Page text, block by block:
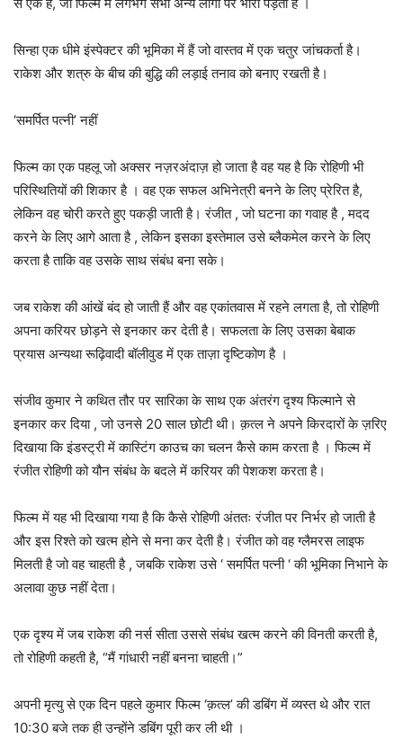
सिन्हा एक धीमे इंस्पेक्टर की भूमिका में हैं जो वास्तव में एक चतुर जांचकर्ता है।
राकेश और शत्रु के बीच की बुद्धि की लड़ाई तनाव को बनाए रखती है।
‘समर्पित पत्नी’ नहीं
फिल्म का एक पहलू जो अक्सर नज़रअंदाज़ हो जाता है वह यह है कि रोहिणी भी
परिस्थितियों की शिकार है । वह एक सफल अभिनेत्री बनने के लिए प्रेरित है,
लेकिन वह चोरी करते हुए पकड़ी जाती है। रंजीत , जो घटना का गवाह है , मदद
करने के लिए आगे आता है , लेकिन इसका इस्तेमाल उसे ब्लैकमेल करने के लिए
करता है ताकि वह उसके साथ संबंध बना सके।
जब राकेश की आंखें बंद हो जाती हैं और वह एकांतवास में रहने लगता है, तो रोहिणी
अपना करियर छोड़ने से इनकार कर देती है। सफलता के लिए उसका बेबाक
प्रयास अन्यथा रूढ़िवादी बॉलीवुड में एक ताज़ा दृष्टिकोण है ।
संजीव कुमार ने कथित तौर पर सारिका के साथ एक अंतरंग दृश्य फिल्माने से
इनकार कर दिया , जो उनसे 20 साल छोटी थी। क़त्ल ने अपने किरदारों के ज़रिए
दिखाया कि इंडस्ट्री में कास्टिंग काउच का चलन कैसे काम करता है । फिल्म में
रंजीत रोहिणी को यौन संबंध के बदले में करियर की पेशकश करता है।
फिल्म में यह भी दिखाया गया है कि कैसे रोहिणी अंततः रंजीत पर निर्भर हो जाती है
और इस रिश्ते को खत्म होने से मना कर देती है। रंजीत को वह ग्लैमरस लाइफ
मिलती है जो वह चाहती है , जबकि राकेश उसे ‘ समर्पित पत्नी ‘ की भूमिका निभाने के
अलावा कुछ नहीं देता।
एक दृश्य में जब राकेश की नर्स सीता उससे संबंध खत्म करने की विनती करती है,
तो रोहिणी कहती है, “मैं गांधारी नहीं बनना चाहती।”
अपनी मृत्यु से एक दिन पहले कुमार फिल्म ‘क़त्ल’ की डबिंग में व्यस्त थे और रात
10:30 बजे तक ही उन्होंने डबिंग पूरी कर ली थी ।